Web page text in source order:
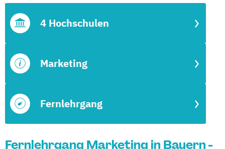
Fernlehrgang
Marketing
4 Hochschulen
Fernlehrgang Marketing in Bayern -